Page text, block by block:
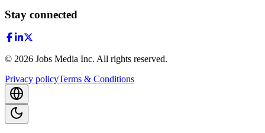
Stay connected
© 2026 Jobs Media Inc. All rights reserved.
Privacy policyTerms & Conditions